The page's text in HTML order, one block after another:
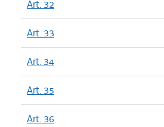
Art. 32
Art. 33
Art. 34
Art. 35
Art. 36